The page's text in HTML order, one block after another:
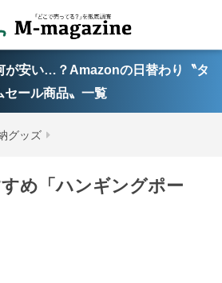
が安い…？Amazonの日替わり〝タ
セール商品〟一覧
グッズ
め「ハンギングポー